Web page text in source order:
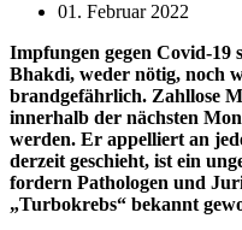
01. Februar 2022
Impfungen gegen Covid-19
Bhakdi, weder nötig, noch
brandgefährlich. Zahllose
innerhalb der nächsten
werden. Er appelliert an
derzeit geschieht, ist ein
fordern Pathologen und
„Turbokrebs“ bekannt